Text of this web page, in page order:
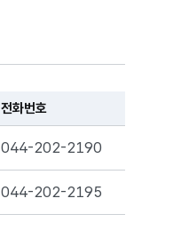
전화번호
044-202-2190
044-202-2195